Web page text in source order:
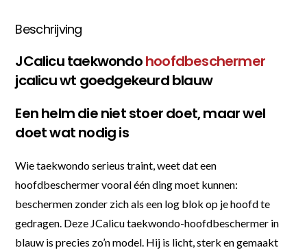
Beschrijving
JCalicu taekwondohoofdbeschermer
jcalicu wt goedgekeurd blauw
Een helm die niet stoer doet, maar wel
doet wat nodig is
Wie taekwondo serieus traint, weet dat een
hoofdbeschermer vooral één ding moet kunnen:
beschermen zonder zich als een log blok op je hoofd te
gedragen. Deze JCalicu taekwondo-hoofdbeschermer in
blauw is precies zo’n model. Hij is licht, sterk en gemaakt